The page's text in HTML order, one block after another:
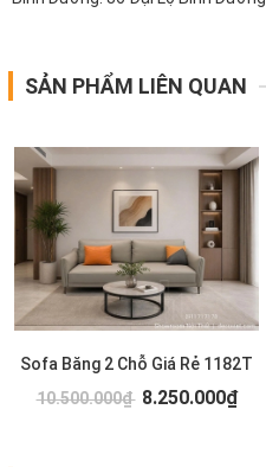
SẢN PHẨM LIÊN QUAN
Sofa Băng 2 Chỗ Giá Rẻ 1182T
10.500.000₫ 8.250.000₫